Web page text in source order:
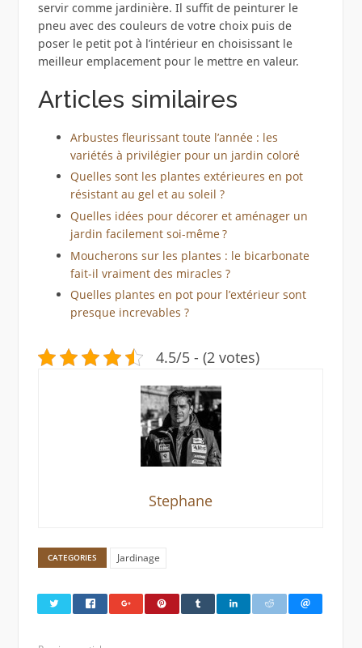
servir comme jardinière. Il suffit de peinturer le
pneu avec des couleurs de votre choix puis de
poser le petit pot à l’intérieur en choisissant le
meilleur emplacement pour le mettre en valeur.
Articles similaires
Arbustes fleurissant toute l’année : les
variétés à privilégier pour un jardin coloré
Quelles sont les plantes extérieures en pot
résistant au gel et au soleil ?
Quelles idées pour décorer et aménager un
jardin facilement soi-même ?
Moucherons sur les plantes : le bicarbonate
fait-il vraiment des miracles ?
Quelles plantes en pot pour l’extérieur sont
presque increvables ?
4.5/5 - (2 votes)
Stephane
CATEGORIES Jardinage